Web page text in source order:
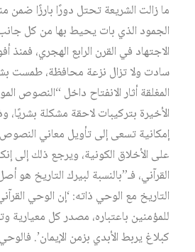
ما زالت الشريعة تحتل دورًا بارزًا ضمن
الجمود الذي بات يحيط بها من كل
الاجتهاد في القرن الرابع الهجري، فمنذ
سادت ولا تزال نزعة محافظة، طمست
المغلقة أثار الانفتاح داخل “النصوص
الأخيرة بتركيبات لاحقة مشكلة بشريًا،
إمكانية تسعى إلى تأويل معاني
على الأخلاق الكونية، ويرجع ذلك إلى
القرآني، فـ”بالنسبة لبيرك التاريخ هو
التاريخ مع الوحي ذاته: ‘إن الوحي
للمؤمنين باعتباره، مصدر كل معيارية
كبلاغ يربط الأبدي بزمن الإيمان’.